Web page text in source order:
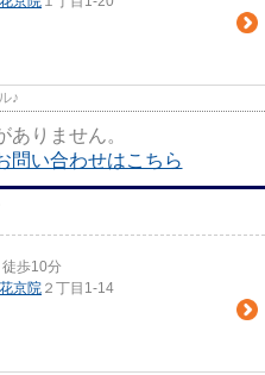
♪
ありません。
問い合わせはこちら
徒歩10分
花京院 ２丁目1-14